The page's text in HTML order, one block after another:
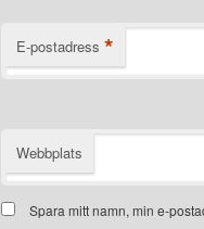
E-postadress *
Webbplats
Spara mitt namn, min e-